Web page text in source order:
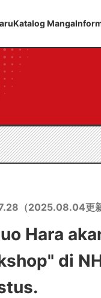
Katalog Manga
（2025.08.04更
Hara
di